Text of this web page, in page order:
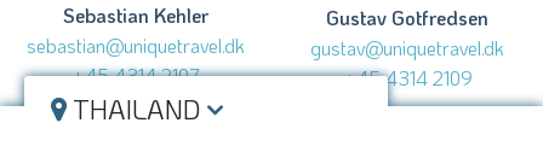
Sebastian Kehler
sebastian@uniquetravel.dk
+45 4314 2107
Gustav Gotfredsen
gustav@uniquetravel.dk
+45 4314 2109
THAILAND